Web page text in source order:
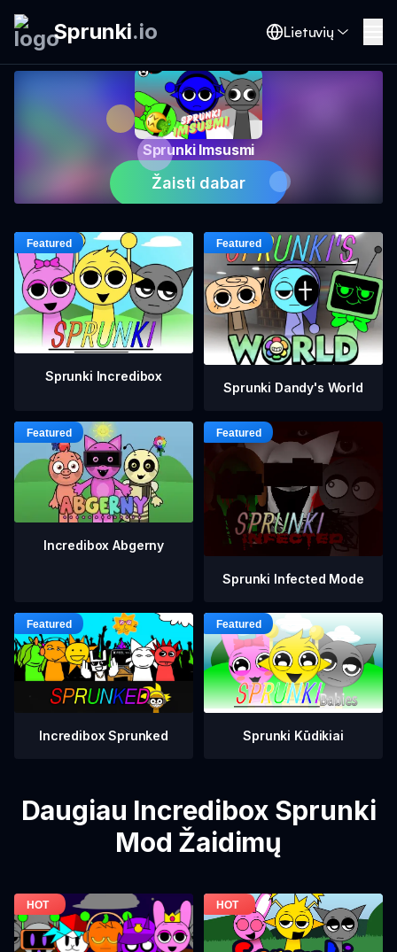
Sprunki.io Lietuvių
Sprunki Imsusmi
Žaisti dabar
Sprunki Incredibox
Sprunki Dandy's World
Incredibox Abgerny
Sprunki Infected Mode
Incredibox Sprunked Sprunki Kūdikiai
Daugiau Incredibox Sprunki
Mod Žaidimų